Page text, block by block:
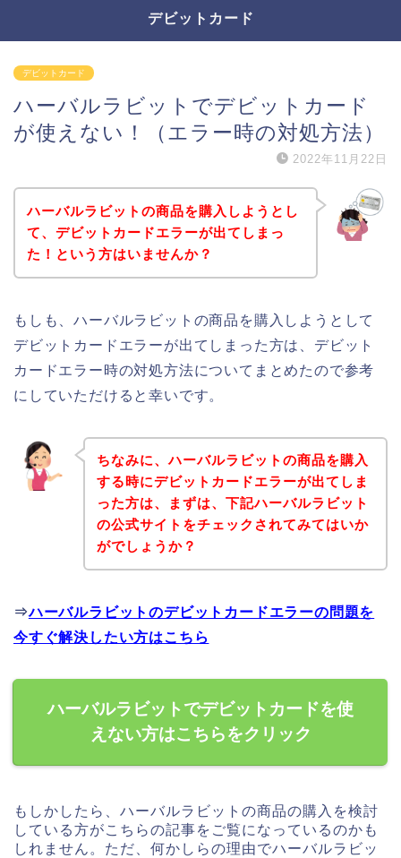
デビットカード
デビットカード
ハーバルラビットでデビットカード
が使えない！（エラー時の対処方法）
2022年11月22日
ハーバルラビットの商品を購入しようとし
て、デビットカードエラーが出てしまっ
た！という方はいませんか？
もしも、ハーバルラビットの商品を購入しようとして
デビットカードエラーが出てしまった方は、デビット
カードエラー時の対処方法についてまとめたので参考
にしていただけると幸いです。
ちなみに、ハーバルラビットの商品を購入
する時にデビットカードエラーが出てしま
った方は、まずは、下記ハーバルラビット
の公式サイトをチェックされてみてはいか
がでしょうか？
⇒ハーバルラビットのデビットカードエラーの問題を
今すぐ解決したい方はこちら
ハーバルラビットでデビットカードを使
えない方はこちらをクリック
もしかしたら、ハーバルラビットの商品の購入を検討
している方がこちらの記事をご覧になっているのかも
しれません。ただ、何かしらの理由でハーバルラビッ